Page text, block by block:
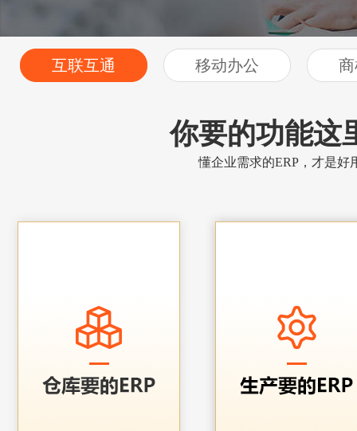
互联互通 移动办公
你要的功能这
懂企业需求的ERP，才是好